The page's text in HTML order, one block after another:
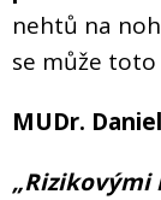
nehtů na
se může
MUDr.
„Rizikovými